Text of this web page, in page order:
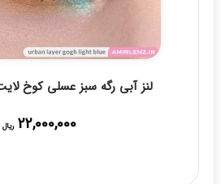
لنز آبی رگه سبز عسلی کوخ لایت
22,000,000 ریال